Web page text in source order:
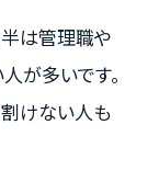
は管理職や
が多いです。
けない人も